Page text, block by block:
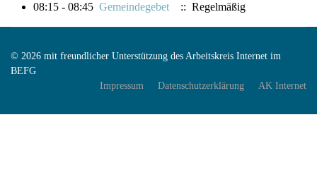
08:15 - 08:45 Gemeindegebet :: Regelmäßig
© 2026 mit freundlicher Unterstützung des Arbeitskreis Internet im
BEFG
Impressum
Datenschutzerklärung AK Internet